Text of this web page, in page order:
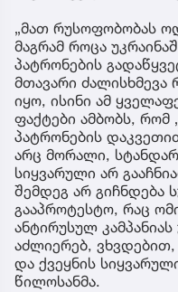
„მათ რუსოფობობას
მაგრამ როცა
პატრონების
მთავარი ძალისხმევა
იყო, ისინი ამ
ფაქტები ამბობს, რომ
პატრონების
არც მორალი,
სიყვარული არ
შემდეგ არ გიჩნდება
გააპროტესტო, რაც
ანტირუსულ
აძლიერებ,
და ქვეყნის
წილოსანმა.